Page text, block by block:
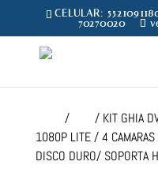
CELULAR:
70270020
/
/ KIT GHIA
1080P LITE / 4
DISCO DURO/ SOPORTA